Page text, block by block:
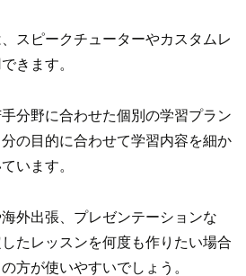
スピークチューターやカスタムレ
きます。
分野に合わせた個別の学習プラン
の目的に合わせて学習内容を細か
います。
外出張、プレゼンテーションな
たレッスンを何度も作りたい場合
方が使いやすいでしょう。